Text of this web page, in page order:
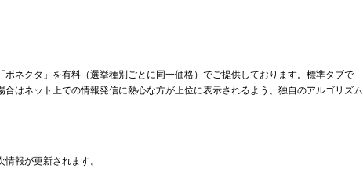
ネクタ」を有料（選挙種別ごとに同一価格）でご提供しております。標準タブで
はネット上での情報発信に熱心な方が上位に表示されるよう、独自のアルゴリズム
報が更新されます。